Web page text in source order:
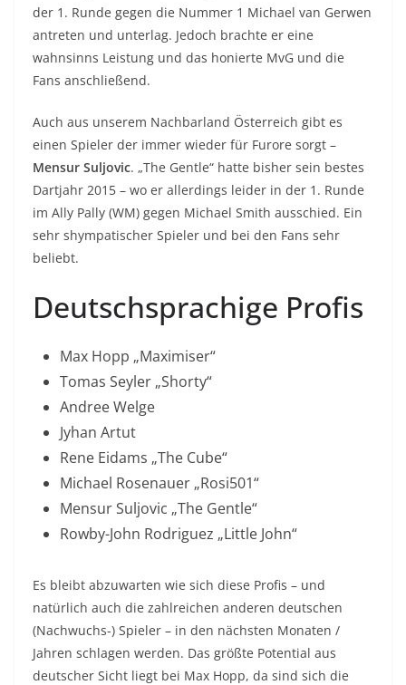
der 1. Runde gegen die Nummer 1 Michael van Gerwen
antreten und unterlag. Jedoch brachte er eine
wahnsinns Leistung und das honierte MvG und die
Fans anschließend.
Auch aus unserem Nachbarland Österreich gibt es
einen Spieler der immer wieder für Furore sorgt –
Mensur Suljovic. „The Gentle“ hatte bisher sein bestes
Dartjahr 2015 – wo er allerdings leider in der 1. Runde
im Ally Pally (WM) gegen Michael Smith ausschied. Ein
sehr shympatischer Spieler und bei den Fans sehr
beliebt.
Deutschsprachige Profis
Max Hopp „Maximiser“
Tomas Seyler „Shorty“
Andree Welge
Jyhan Artut
Rene Eidams „The Cube“
Michael Rosenauer „Rosi501“
Mensur Suljovic „The Gentle“
Rowby-John Rodriguez „Little John“
Es bleibt abzuwarten wie sich diese Profis – und
natürlich auch die zahlreichen anderen deutschen
(Nachwuchs-) Spieler – in den nächsten Monaten /
Jahren schlagen werden. Das größte Potential aus
deutscher Sicht liegt bei Max Hopp, da sind sich die